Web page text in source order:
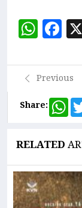
Previous
Share:
RELATED